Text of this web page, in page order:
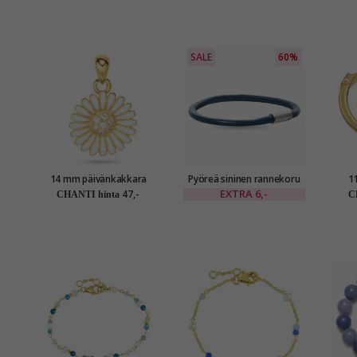
14 mm päivänkakkara
riipus kullattua hopeaa -
CHANTI hinta 47,-
SALE 60%
Pyöreä sininen rannekoru
nahkaa, jossa on terästä
EXTRA 6,-